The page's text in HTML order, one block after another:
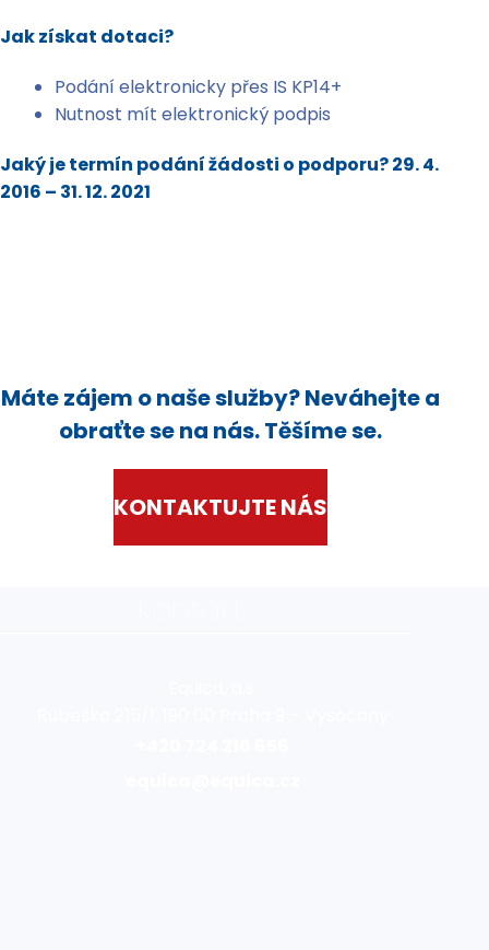
Jak získat dotaci?
Podání elektronicky přes IS KP14+
Nutnost mít elektronický podpis
Jaký je termín podání žádosti o podporu?29. 4.
2016 – 31. 12. 2021
Máte zájem o naše služby? Neváhejte a
obraťte se na nás. Těšíme se.
KONTAKTUJTE NÁS